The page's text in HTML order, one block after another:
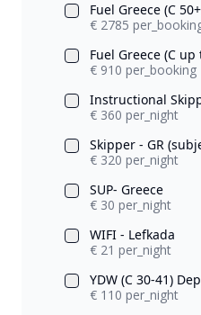
Fuel Greece (C
€ 2785
Fuel Greece (C up
€ 910 per_booking
Instructional
€ 360 per_night
Skipper - GR
€ 320 per_night
SUP- Greece
€ 30 per_night
WIFI - Lefkada
€ 21 per_night
YDW (C 30-41)
€ 110 per_night